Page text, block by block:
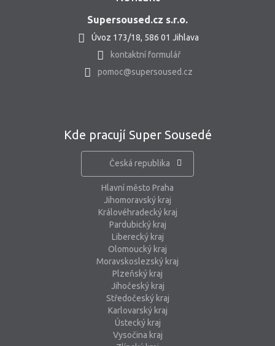
Supersoused.cz s.r.o.
Úvoz 173/18, 586 01 Jihlava
kontaktní formulář
pomoc@supersoused.cz
Kde pracují Super Sousedé
Česká republika
Hlavní město Praha
Jihomoravský kraj
Královéhradecký kraj
Pardubický kraj
Liberecký kraj
Olomoucký kraj
Moravskoslezský kraj
Plzeňský kraj
Jihočeský kraj
Středočeský kraj
Karlovarský kraj
Ústecký kraj
Vysočina kraj